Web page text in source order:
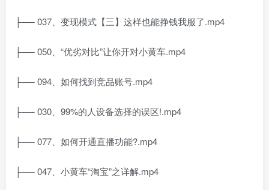
├── 037、变现模式【三】这样也能挣钱我服了.mp4
├── 050、“优劣对比”让你开对小黄车.mp4
├── 094、如何找到竞品账号.mp4
├── 030、99%的人设备选择的误区!.mp4
├── 077、如何开通直播功能?.mp4
├── 047、小黄车“淘宝”之详解.mp4